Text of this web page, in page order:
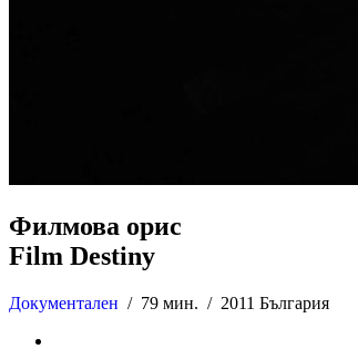
Филмова орис
Film Destiny
Документален / 79 мин. / 2011 България